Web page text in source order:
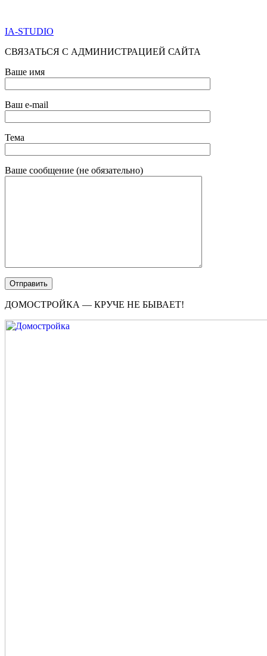
IA-STUDIO
СВЯЗАТЬСЯ С АДМИНИСТРАЦИЕЙ САЙТА
Ваше имя
Ваш e-mail
Тема
Ваше сообщение (не обязательно)
ДОМОСТРОЙКА — КРУЧЕ НЕ БЫВАЕТ!